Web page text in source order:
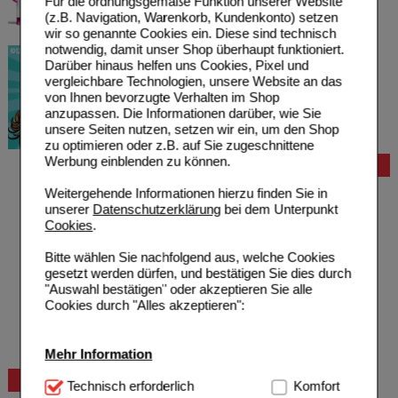
(z.B. Navigation, Warenkorb, Kundenkonto) setzen
wir so genannte Cookies ein. Diese sind technisch
notwendig, damit unser Shop überhaupt funktioniert.
Darüber hinaus helfen uns Cookies, Pixel und
vergleichbare Technologien, unsere Website an das
von Ihnen bevorzugte Verhalten im Shop
anzupassen. Die Informationen darüber, wie Sie
unsere Seiten nutzen, setzen wir ein, um den Shop
zu optimieren oder z.B. auf Sie zugeschnittene
Werbung einblenden zu können.
Weitergehende Informationen hierzu finden Sie in
unserer Datenschutzerklärungbei dem Unterpunkt
Cookies.
Bitte wählen Sie nachfolgend aus, welche Cookies
gesetzt werden dürfen, und bestätigen Sie dies durch
"Auswahl bestätigen" oder akzeptieren Sie alle
Cookies durch "Alles akzeptieren":
Mehr Information
Technisch Notwendig:Hierbei handelt es sich um
Technisch erforderlich Komfort
Bestellung
Hilfe zur Anmeldung
Hilfe zum Bestellvorgang
Freiumschläge anfordern
Freiumschläge downloaden
Auslandsbestellung
Reklamation
Beratung und Service